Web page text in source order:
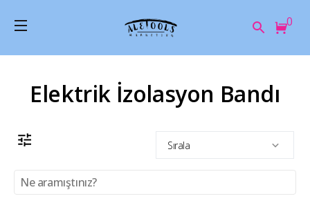
0
Elektrik İzolasyon Bandı
Sırala